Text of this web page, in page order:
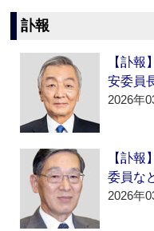
訃報
【訃
安委員
2026年
【訃
委員な
2026年